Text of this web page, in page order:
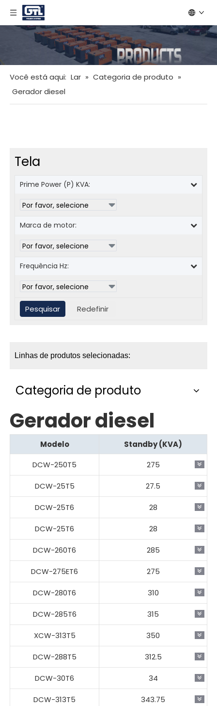
Você está aqui: Lar » Categoria de produto »
Gerador diesel
Tela
Prime Power (P) KVA:
Marca de motor:
Frequência Hz:
Linhas de produtos selecionadas:
Categoria de produto
Gerador diesel
Modelo
Standby (KVA)
DCW-250T5
275
DCW-25T5 27.5
DCW-25T6 28
DCW-25T6 28
DCW-260T6 285
DCW-275ET6 275
DCW-280T6 310
DCW-285T6 315
XCW-313T5 350
DCW-288T5 312.5
DCW-30T6 34
DCW-313T5 343.75